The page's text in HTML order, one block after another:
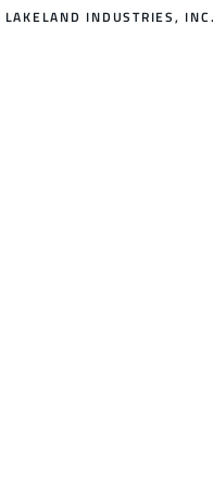
LAKELAND INDUSTRIES,